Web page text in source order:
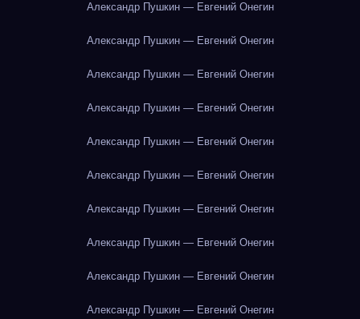
Александр Пушкин — Евгений Онегин
Александр Пушкин — Евгений Онегин
Александр Пушкин — Евгений Онегин
Александр Пушкин — Евгений Онегин
Александр Пушкин — Евгений Онегин
Александр Пушкин — Евгений Онегин
Александр Пушкин — Евгений Онегин
Александр Пушкин — Евгений Онегин
Александр Пушкин — Евгений Онегин
Александр Пушкин — Евгений Онегин